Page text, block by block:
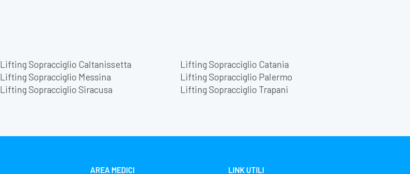
Lifting Sopracciglio Caltanissetta
Lifting Sopracciglio Catania
Lifting Sopracciglio Messina
Lifting Sopracciglio Palermo
Lifting Sopracciglio Siracusa Lifting Sopracciglio Trapani
AREA MEDICI LINK UTILI